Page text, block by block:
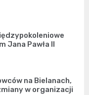
Pawła II
na Bielanach,
w organizacji